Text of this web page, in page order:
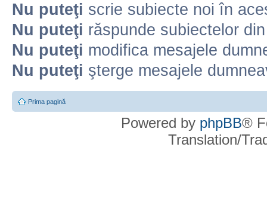
Nu puteţi scrie subiecte noi în
Nu puteţi răspunde subiectelor
Nu puteţi modifica mesajele
Nu puteţi şterge mesajele
Prima pagină
Powered by phpBB®
Translation/